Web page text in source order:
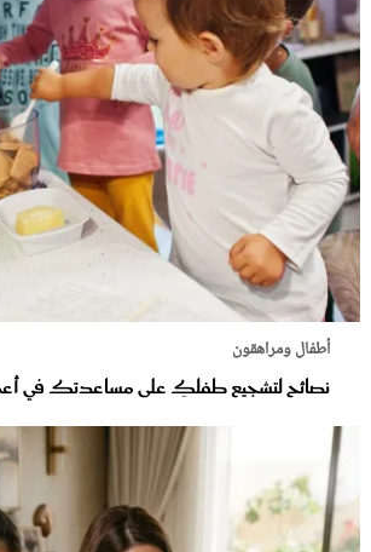
أطفال ومراهقون
نصائح لتشجيع طفلكِ على مساعدتك في